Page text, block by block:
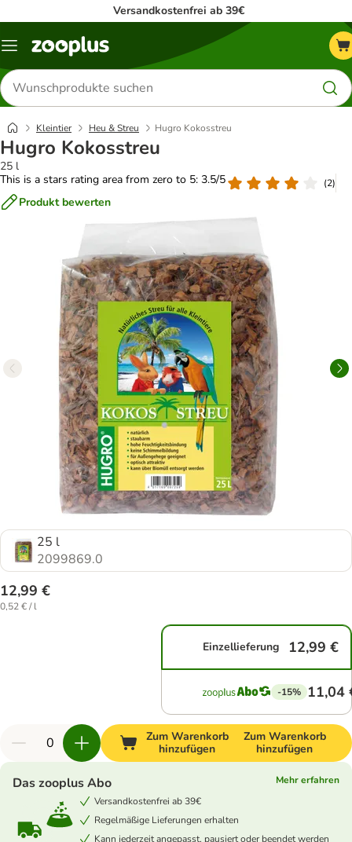
Versandkostenfrei ab 39€
Menü
Produkte
suchen
Kleintier Heu & Streu Hugro Kokosstreu
Hugro Kokosstreu
25 l
This is a stars rating area from zero to 5: 3.5/5
(2)
Produkt bewerten
25 l
2099869.0
12,99 €
0,52 € / l
Einzellieferung 12,99 €
-15% 11,04
Zum Warenkorb
hinzufügen
Zum Warenkorb
hinzufügen
Das zooplus Abo
Mehr erfahren
Versandkostenfrei ab 39€
Regelmäßige Lieferungen erhalten
Kann jederzeit angepasst, pausiert oder beendet werden